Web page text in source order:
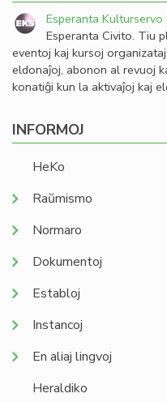
Esperanta Kulturservo
Esperanta Civito. Tiu
eventoj kaj kursoj
eldonaĵoj, abonon al revuoj
konatiĝi kun la aktivaĵoj kaj
INFORMOJ
HeKo
Raŭmismo
Normaro
Dokumentoj
Establoj
Instancoj
En aliaj lingvoj
Heraldiko